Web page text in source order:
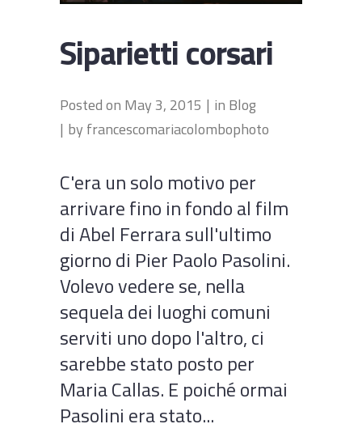
Siparietti corsari
Posted on May 3, 2015 in Blog
by francescomariacolombophoto
C'era un solo motivo per
arrivare fino in fondo al film
di Abel Ferrara sull'ultimo
giorno di Pier Paolo Pasolini.
Volevo vedere se, nella
sequela dei luoghi comuni
serviti uno dopo l'altro, ci
sarebbe stato posto per
Maria Callas. E poiché ormai
Pasolini era stato...